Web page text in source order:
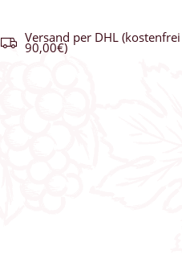
Versand per DHL
90,00€)